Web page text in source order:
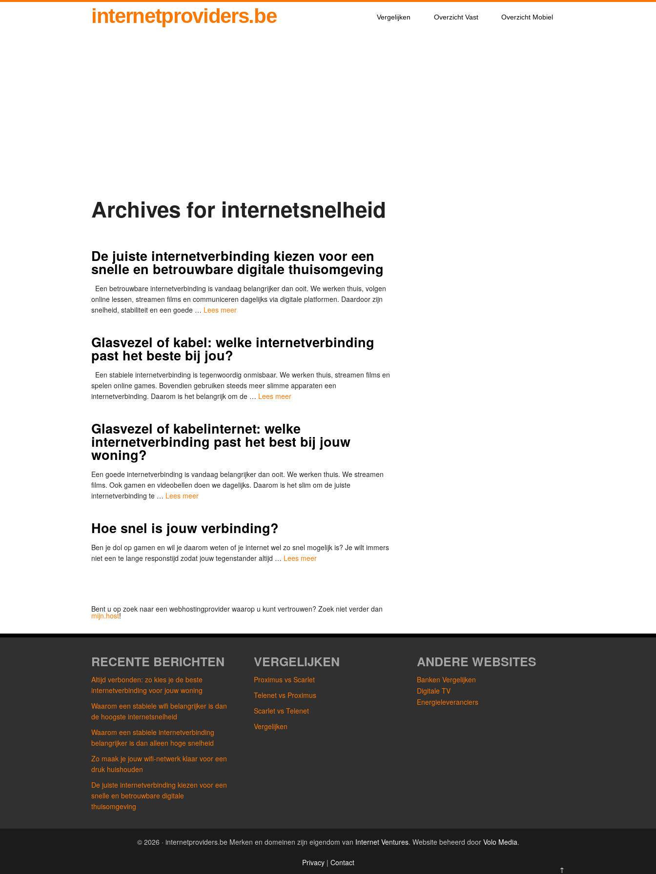
internetproviders.be Vergelijken Overzicht Vast Overzicht Mobiel
Archives for internetsnelheid
De juiste internetverbinding kiezen voor een
snelle en betrouwbare digitale thuisomgeving
Een betrouwbare internetverbinding is vandaag belangrijker dan ooit. We werken thuis, volgen
online lessen, streamen films en communiceren dagelijks via digitale platformen. Daardoor zijn
snelheid, stabiliteit en een goede … Lees meer
Glasvezel of kabel: welke internetverbinding
past het beste bij jou?
Een stabiele internetverbinding is tegenwoordig onmisbaar. We werken thuis, streamen films en
spelen online games. Bovendien gebruiken steeds meer slimme apparaten een
internetverbinding. Daarom is het belangrijk om de … Lees meer
Glasvezel of kabelinternet: welke
internetverbinding past het best bij jouw
woning?
Een goede internetverbinding is vandaag belangrijker dan ooit. We werken thuis. We streamen
films. Ook gamen en videobellen doen we dagelijks. Daarom is het slim om de juiste
internetverbinding te … Lees meer
Hoe snel is jouw verbinding?
Ben je dol op gamen en wil je daarom weten of je internet wel zo snel mogelijk is? Je wilt immers
niet een te lange responstijd zodat jouw tegenstander altijd … Lees meer
Bent u op zoek naar een webhostingprovider waarop u kunt vertrouwen? Zoek niet verder dan
mijn.host!
RECENTE BERICHTEN
Altijd verbonden: zo kies je de beste
internetverbinding voor jouw woning
Waarom een stabiele wifi belangrijker is dan
de hoogste internetsnelheid
Waarom een stabiele internetverbinding
belangrijker is dan alleen hoge snelheid
Zo maak je jouw wifi-netwerk klaar voor een
druk huishouden
De juiste internetverbinding kiezen voor een
snelle en betrouwbare digitale
thuisomgeving
VERGELIJKEN
Proximus vs Scarlet
Telenet vs Proximus
Scarlet vs Telenet
Vergelijken
ANDERE WEBSITES
Banken Vergelijken
Digitale TV
Energieleveranciers
© 2026 · internetproviders.be Merken en domeinen zijn eigendom van Internet Ventures. Website beheerd door Volo Media.
Privacy | Contact
↑